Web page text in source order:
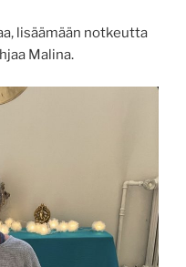
lisäämään notkeutta
Malina.